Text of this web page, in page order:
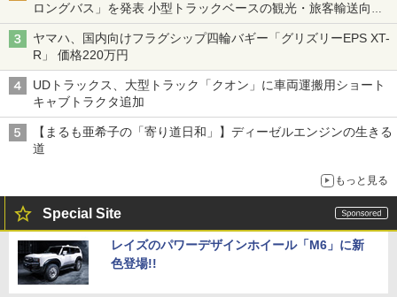
ロングバス」を発表 小型トラックベースの観光・旅客輸送向け
バス
ヤマハ、国内向けフラグシップ四輪バギー「グリズリーEPS XT-
R」 価格220万円
UDトラックス、大型トラック「クオン」に車両運搬用ショート
キャブトラクタ追加
【まるも亜希子の「寄り道日和」】ディーゼルエンジンの生きる
道
もっと見る
Special Site
レイズのパワーデザインホイール「M6」に新
色登場!!